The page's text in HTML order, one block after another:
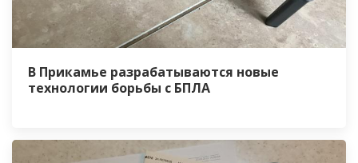
В Прикамье разрабатываются новые
технологии борьбы с БПЛА